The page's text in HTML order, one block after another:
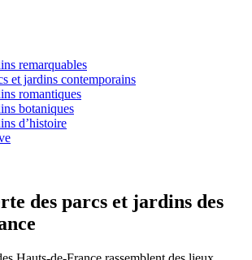
remarquables
et jardins contemporains
romantiques
botaniques
d’histoire
des parcs et jardins des